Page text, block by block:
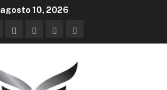
agosto 10, 2026